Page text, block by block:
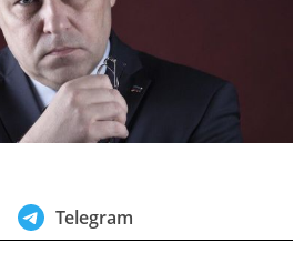
Telegram